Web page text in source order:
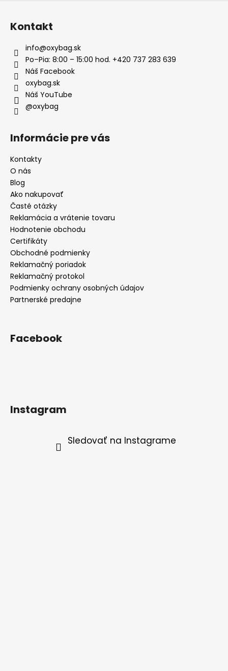
Kontakt
info@oxybag.sk
Po–Pia: 8:00 – 15:00 hod. +420 737 283 639
Náš Facebook
oxybag.sk
Náš YouTube
@oxybag
Informácie pre vás
Kontakty
O nás
Blog
Ako nakupovať
Časté otázky
Reklamácia a vrátenie tovaru
Hodnotenie obchodu
Certifikáty
Obchodné podmienky
Reklamačný poriadok
Reklamačný protokol
Podmienky ochrany osobných údajov
Partnerské predajne
Facebook
Instagram
Sledovať na Instagrame